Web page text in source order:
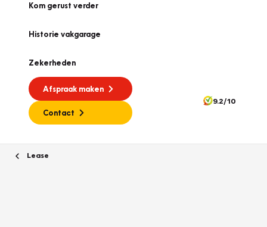
Kom gerust verder
Historie vakgarage
Zekerheden
Afspraak maken
Contact
9.2/10
Lease